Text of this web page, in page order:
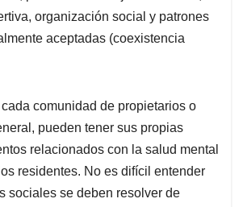
organización social y patrones
aceptadas (coexistencia
comunidad de propietarios o
pueden tener sus propias
relacionados con la salud mental
residentes. No es difícil entender
sociales se deben resolver de